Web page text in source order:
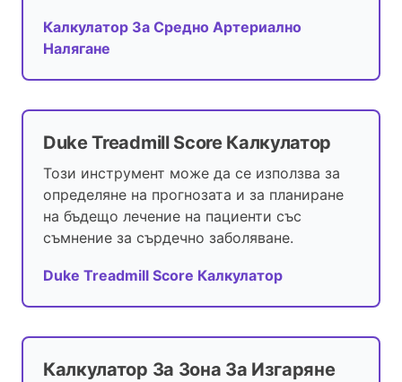
Калкулатор За Средно Артериално
Налягане
Duke Treadmill Score Калкулатор
Този инструмент може да се използва за
определяне на прогнозата и за планиране
на бъдещо лечение на пациенти със
съмнение за сърдечно заболяване.
Duke Treadmill Score Калкулатор
Калкулатор За Зона За Изгаряне